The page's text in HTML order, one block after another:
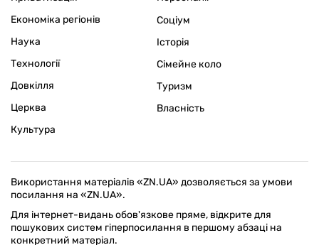
Економіка регіонів
Наука
Технології
Довкілля
Церква
Культура
Соціум
Історія
Сімейне коло
Туризм
Власність
Використання матеріалів «ZN.UA» дозволяється за умови
посилання на «ZN.UA».
Для інтернет-видань обов'язкове пряме, відкрите для
пошукових систем гіперпосилання в першому абзаці на
конкретний матеріал.